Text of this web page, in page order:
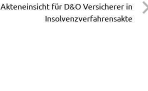
Akteneinsicht für D&O Versicherer in
Insolvenzverfahrensakte